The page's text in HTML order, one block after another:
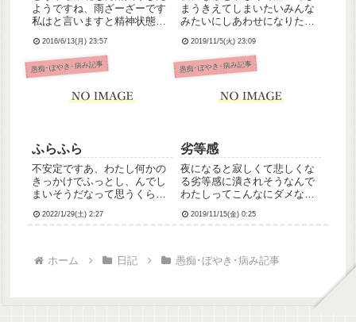
ようですね、雨ざーざーです
私はと言いますと精神状態は
切りたいとか思うことなく元
気に働けてます。たぶん。た
だ、自信がなくて。ちゃんと
者さんを看て、患者さんのこ
2016/6/13(月) 23:57
まうきえてしまいたいみんな
みたいにしあわせになりたか
2019/11/5(火) 23:09
愚痴･ぼやき･病み記事
ふらふら
不安定ですあ、わたし何かの
きっかけでふっとし、んでし
まいそうだなって思うくらい
くて今正直な気持ち伝えたら
ない頑張らなきゃいけないの
2022/1/29(土) 2:27
愚痴･ぼやき･病み記事
劣等感
夜になると寂しくて悲しくな
る劣等感に潰されそうなんで
わたしってこんなにダメなん
2019/11/15(金) 0:25
ホーム 日記 愚痴･ぼやき･病み記事